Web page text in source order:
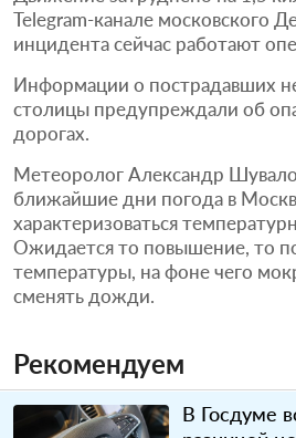
Telegram-канале московского
инцидента сейчас работают
Информации о пострадавших
столицы предупреждали об
дорогах.
Метеоролог Александр
ближайшие дни погода в
характеризоваться
Ожидается то повышение, то
температуры, на фоне чего
сменять дожди.
Рекомендуем
В Госдуме